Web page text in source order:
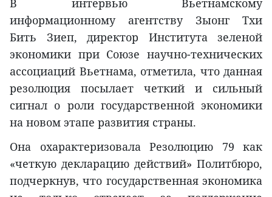
информационному агентству Зыонг Тхи
Бить Зиеп, директор Института зеленой
экономики при Союзе научно-технических
ассоциаций Вьетнама, отметила, что данная
резолюция посылает четкий и сильный
сигнал о роли государственной экономики
на новом этапе развития страны.
Она охарактеризовала Резолюцию 79 как
«четкую декларацию действий» Политбюро,
подчеркнув, что государственная экономика